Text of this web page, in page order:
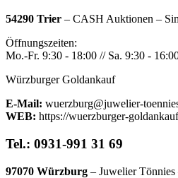
54290 Trier – CASH Auktionen –
Öffnungszeiten:
Mo.-Fr. 9:30 - 18:00 // Sa. 9:30 -
Würzburger Goldankauf
E-Mail: wuerzburg@juwelier-
WEB: https://wuerzburger-
Tel.: 0931-991 31 69
97070 Würzburg – Juwelier Tönnies